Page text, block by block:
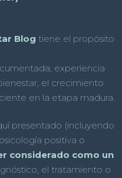
Blog tiene el propósito
experiencia
el crecimiento
en la etapa madura.
presentado (incluyendo
positiva o
considerado como un
el tratamiento o